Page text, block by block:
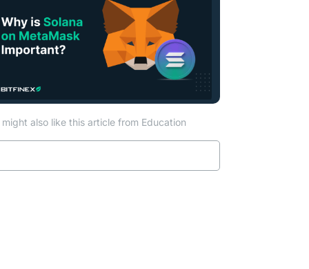
might also like this article from Education